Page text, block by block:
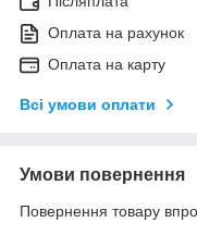
Оплата на рахунок
Оплата на карту
Всі умови оплати
Умови повернення
Повернення товару